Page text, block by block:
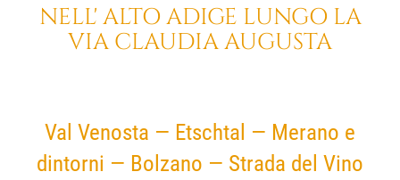
NELL' ALTO ADIGE LUNGO LA
VIA CLAUDIA AUGUSTA
Val Venosta — Etschtal — Merano e
dintorni — Bolzano — Strada del Vino